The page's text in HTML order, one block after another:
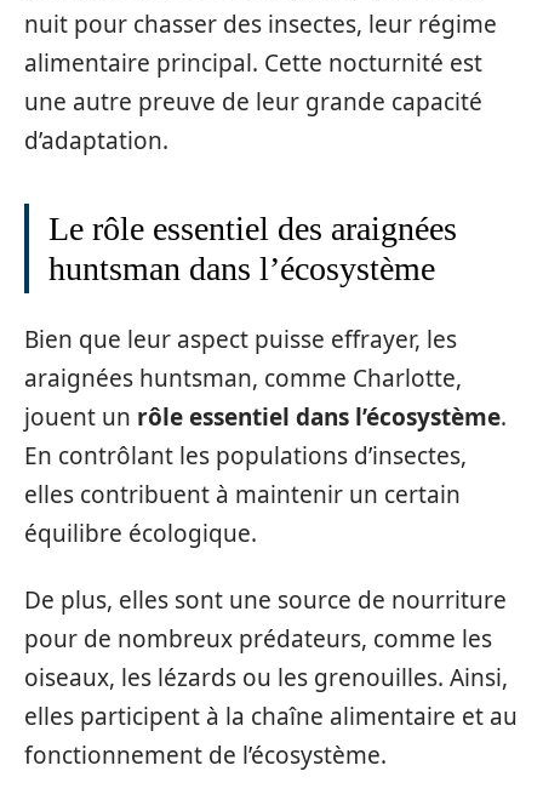
nuit pour chasser des insectes, leur régime
alimentaire principal. Cette nocturnité est
une autre preuve de leur grande capacité
d’adaptation.
Le rôle essentiel des araignées
huntsman dans l’écosystème
Bien que leur aspect puisse effrayer, les
araignées huntsman, comme Charlotte,
jouent un rôle essentiel dans l’écosystème.
En contrôlant les populations d’insectes,
elles contribuent à maintenir un certain
équilibre écologique.
De plus, elles sont une source de nourriture
pour de nombreux prédateurs, comme les
oiseaux, les lézards ou les grenouilles. Ainsi,
elles participent à la chaîne alimentaire et au
fonctionnement de l’écosystème.